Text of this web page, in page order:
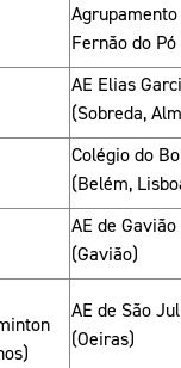
Fernão do
AE Elias
(Sobreda,
Colégio do
(Belém,
AE de Gavião
(Gavião)
AE de São
(Oeiras)